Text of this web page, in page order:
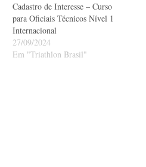
Cadastro de Interesse – Curso
para Oficiais Técnicos Nível 1
Internacional
27/09/2024
Em "Triathlon Brasil"